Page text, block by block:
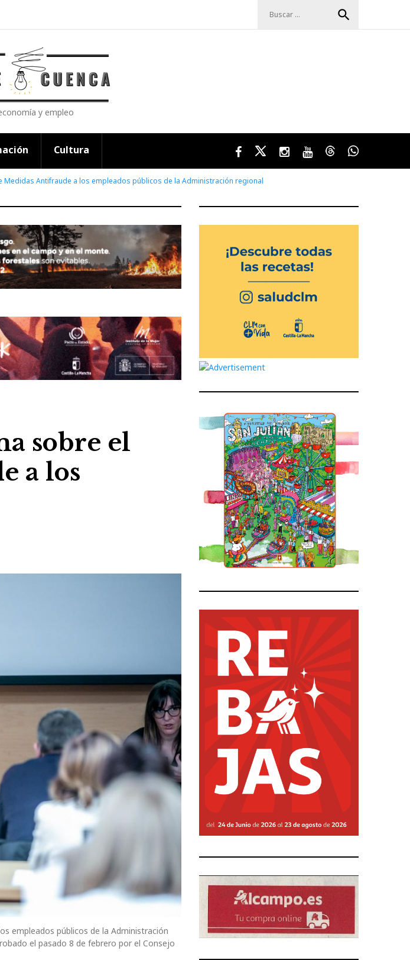
search
y empleo
Cultura
FacebookTwitterInstagramYoutubeThreadsWhatsApp
Medidas Antifraude a los empleados públicos de la Administración regional
sobre el
a los
empleados públicos de la Administración
el pasado 8 de febrero por el Consejo